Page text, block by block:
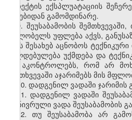
ობიექტის ექსპლუატაციის
ბუნებიდან გამომდინარე.
9. შეუსაბამობის
მფლობელს უფლება აქვს,
ამის შესახებ აცნობოს
ვალდებულება უქმდება და
და აკონტროლებს, რომ არ
შემთხვევაში აჯარიმებს მის
10. დადგენილ ვადაში
11. დადგენილ ვადაში
გონივრული ვადა შეუსაბამობის
12. თუ შეუსაბამობა არ